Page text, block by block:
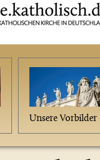
Unsere Vorbilder